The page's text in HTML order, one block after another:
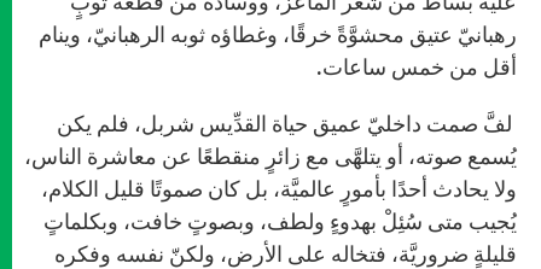
رهبانيّ عتيق محشوَّةً خرقًا، وغطاؤه ثوبه الرهبانيّ، وينام
أقل من خمس ساعات.
لفَّ صمت داخليّ عميق حياة القدِّيس شربل، فلم يكن
يُسمع صوته، أو يتلهَّى مع زائرٍ منقطعًا عن معاشرة الناس،
ولا يحادث أحدًا بأمورٍ عالميَّة، بل كان صموتًا قليل الكلام،
يُجيب متى سُئِلْ بهدوءٍ ولطف، وبصوتٍ خافت، وبكلماتٍ
قليلةٍ ضروريَّة، فتخاله على الأرض، ولكنّ نفسه وفكره